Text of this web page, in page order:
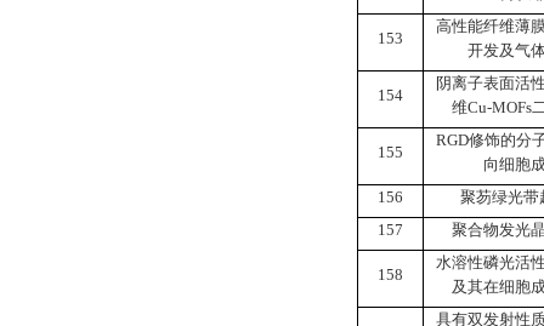
153
高性能纤维薄
开发及气
154
阴离子表面活
维Cu-MOFs
155
RGD修饰的分
向细胞
156
聚芴绿光带
157
聚合物发光
158
水溶性磷光活
及其在细胞
具有双发射性